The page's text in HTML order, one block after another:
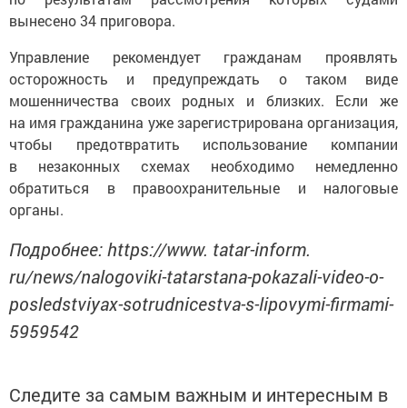
вынесено 34 приговора.
Управление рекомендует гражданам проявлять
осторожность и предупреждать о таком виде
мошенничества своих родных и близких. Если же
на имя гражданина уже зарегистрирована организация,
чтобы предотвратить использование компании
в незаконных схемах необходимо немедленно
обратиться в правоохранительные и налоговые
органы.
Подробнее: https://www. tatar-inform.
ru/news/nalogoviki-tatarstana-pokazali-video-o-
posledstviyax-sotrudnicestva-s-lipovymi-firmami-
5959542
Следите за самым важным и интересным в